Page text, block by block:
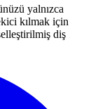
yalnızca
kılmak için
diş